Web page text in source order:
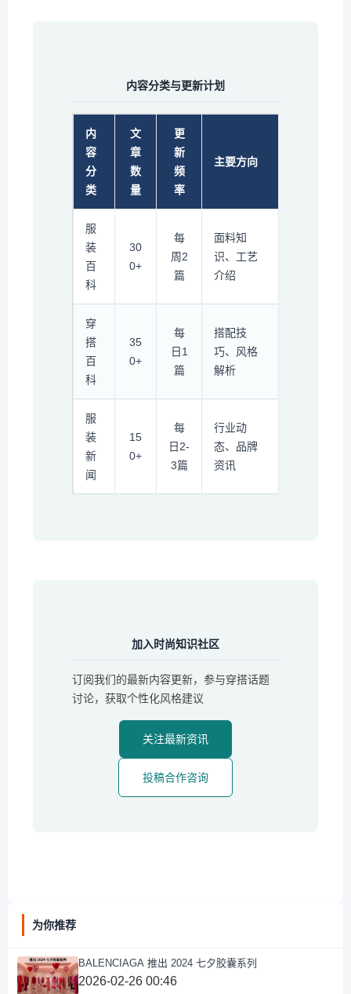
内容分类与更新计划
内
容
分
类
文
章
数
量
更
新
频
率
主要方向
服
装
百
科
30
0+
每
周2
篇
面料知
识、工艺
介绍
穿
搭
百
科
35
0+
每
日1
篇
搭配技
巧、风格
解析
服
装
新
闻
15
0+
每
日2-
3篇
行业动
态、品牌
资讯
加入时尚知识社区
订阅我们的最新内容更新，参与穿搭话题
讨论，获取个性化风格建议
关注最新资讯
投稿合作咨询
为你推荐
BALENCIAGA 推出 2024 七夕胶囊系列
2026-02-26 00:46